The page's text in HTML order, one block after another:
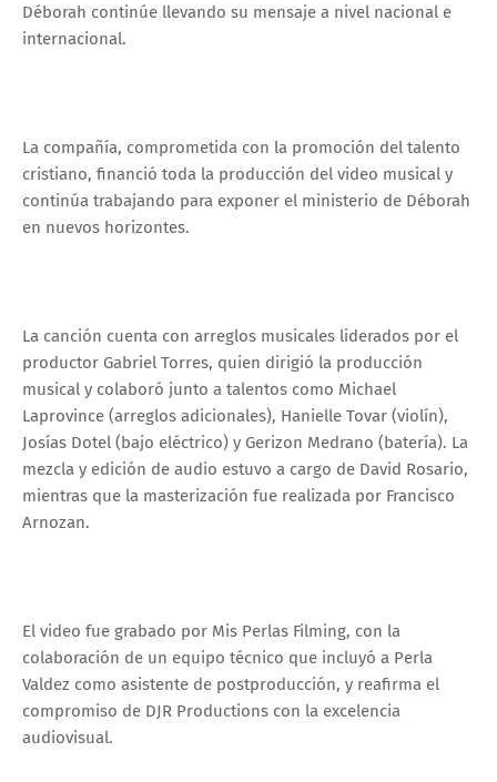
Déborah continúe llevando su mensaje a nivel nacional e
internacional.
La compañía, comprometida con la promoción del talento
cristiano, financió toda la producción del video musical y
continúa trabajando para exponer el ministerio de Déborah
en nuevos horizontes.
La canción cuenta con arreglos musicales liderados por el
productor Gabriel Torres, quien dirigió la producción
musical y colaboró junto a talentos como Michael
Laprovince (arreglos adicionales), Hanielle Tovar (violín),
Josías Dotel (bajo eléctrico) y Gerizon Medrano (batería). La
mezcla y edición de audio estuvo a cargo de David Rosario,
mientras que la masterización fue realizada por Francisco
Arnozan.
El video fue grabado por Mis Perlas Filming, con la
colaboración de un equipo técnico que incluyó a Perla
Valdez como asistente de postproducción, y reafirma el
compromiso de DJR Productions con la excelencia
audiovisual.